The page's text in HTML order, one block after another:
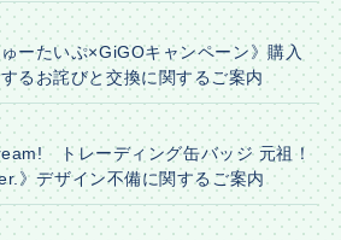
ーたいぷ×GiGOキャンペーン》購入
るお詫びと交換に関するご案内
トレーディング缶バッジ 元祖！
》デザイン不備に関するご案内